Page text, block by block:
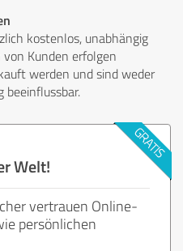
kostenlos, unabhängig
Kunden erfolgen
werden und sind weder
beeinflussbar.
Welt!
vertrauen Online-
persönlichen